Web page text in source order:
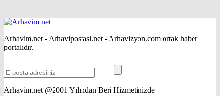
Arhavim.net - Arhavipostasi.net - Arhavizyon.com ortak haber
portalıdır.
Arhavim.net @2001 Yılından Beri Hizmetinizde